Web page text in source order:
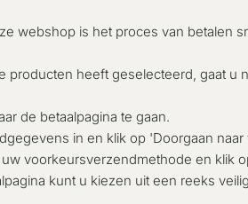
webshop is het proces van betalen
producten heeft geselecteerd, gaat
de betaalpagina te gaan.
in en klik op 'Doorgaan
voorkeursverzendmethode en klik
kunt u kiezen uit een reeks